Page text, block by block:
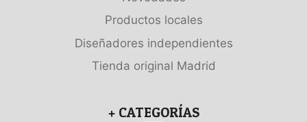
Productos locales
Diseñadores independientes
Tienda original Madrid
+ CATEGORÍAS